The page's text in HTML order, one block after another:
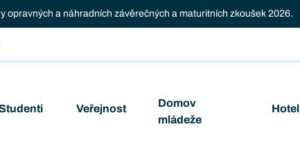
opravných a náhradních závěrečných a maturitních zkoušek 2026.
Veřejnost
Domov
mládeže
Hotel